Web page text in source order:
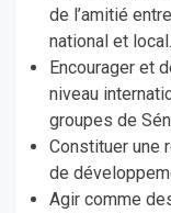
de l’amitié
national et local.
Encourager et
niveau
groupes de
Constituer une
de
Agir comme